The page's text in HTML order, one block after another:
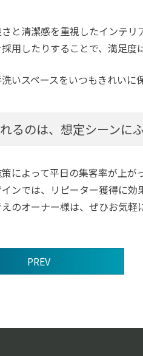
と清潔感を重視したインテ
用したりすることで、満足度
いスペースをいつもきれいに
るのは、想定シーンに
によって平日の集客率が上が
ンでは、リピーター獲得に
のオーナー様は、ぜひお気軽
PREV